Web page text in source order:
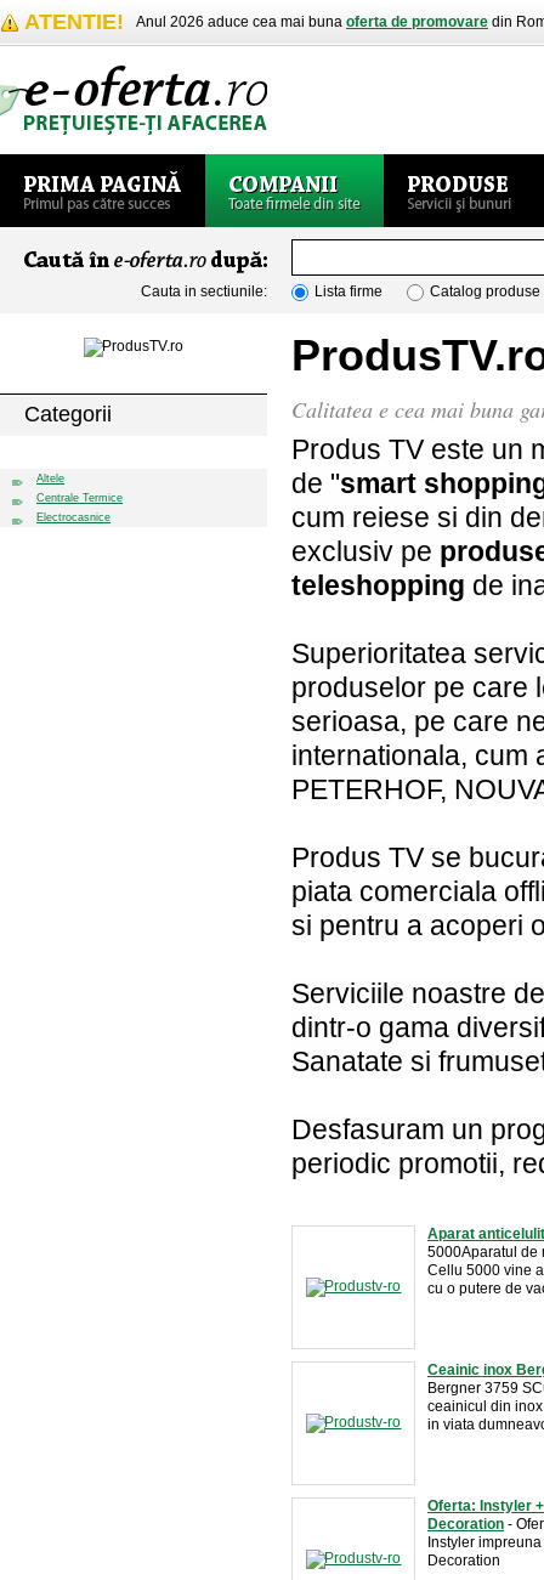
ATENTIE! Anul 2026 aduce cea mai buna oferta de promovare din
Cauta in sectiunile: Lista firme Catalog produse
Calitatea e cea mai buna
Produs TV este un
de "smart
cum reiese si din
exclusiv pe
teleshopping de
Superioritatea
produselor pe care
serioasa, pe care
internationala, cum
PETERHOF,
Produs TV se
piata comerciala
si pentru a acoperi
Serviciile noastre
dintr-o gama
Sanatate si
Desfasuram un
periodic promotii,
Aparat
5000Aparatul de
Cellu 5000 vine
cu o putere de
Ceainic inox
Bergner 3759
ceainicul din
in viata
Oferta: Instyler
Decoration -
Instyler
Decoration
Categorii
Altele
Centrale Termice
Electrocasnice